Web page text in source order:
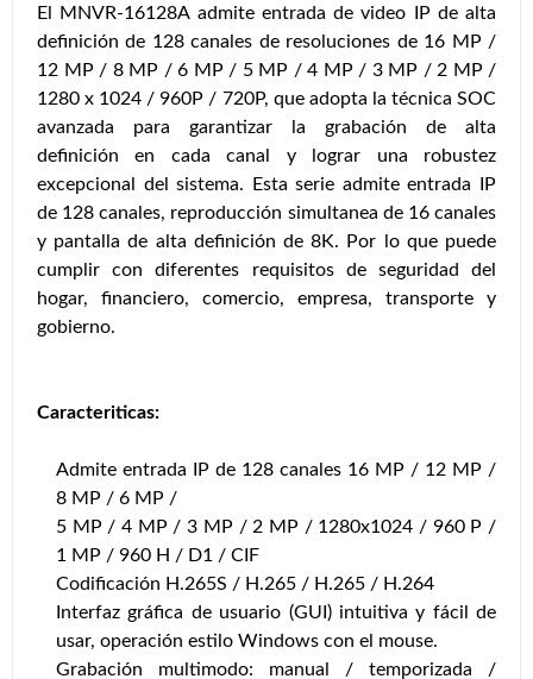
El MNVR-16128A admite entrada de video IP de alta
definición de 128 canales de resoluciones de 16 MP /
12 MP / 8 MP / 6 MP / 5 MP / 4 MP / 3 MP / 2 MP /
1280 x 1024 / 960P / 720P, que adopta la técnica SOC
avanzada para garantizar la grabación de alta
definición en cada canal y lograr una robustez
excepcional del sistema. Esta serie admite entrada IP
de 128 canales, reproducción simultanea de 16 canales
y pantalla de alta definición de 8K. Por lo que puede
cumplir con diferentes requisitos de seguridad del
hogar, financiero, comercio, empresa, transporte y
gobierno.
Caracteriticas:
Admite entrada IP de 128 canales 16 MP / 12 MP /
8 MP / 6 MP /
5 MP / 4 MP / 3 MP / 2 MP / 1280x1024 / 960 P /
1 MP / 960 H / D1 / CIF
Codificación H.265S / H.265 / H.265 / H.264
Interfaz gráfica de usuario (GUI) intuitiva y fácil de
usar, operación estilo Windows con el mouse.
Grabación multimodo: manual / temporizada /